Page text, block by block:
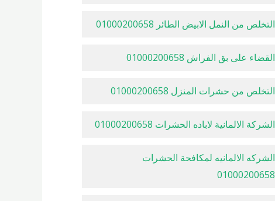
التخلص من النمل الابيض الطائر 01000200658
القضاء على بق الفراش 01000200658
التخلص من حشرات المنزل 01000200658
الشركة الالمانية لاباده الحشرات 01000200658
الشركه الالمانيه لمكافحة الحشرات
01000200658